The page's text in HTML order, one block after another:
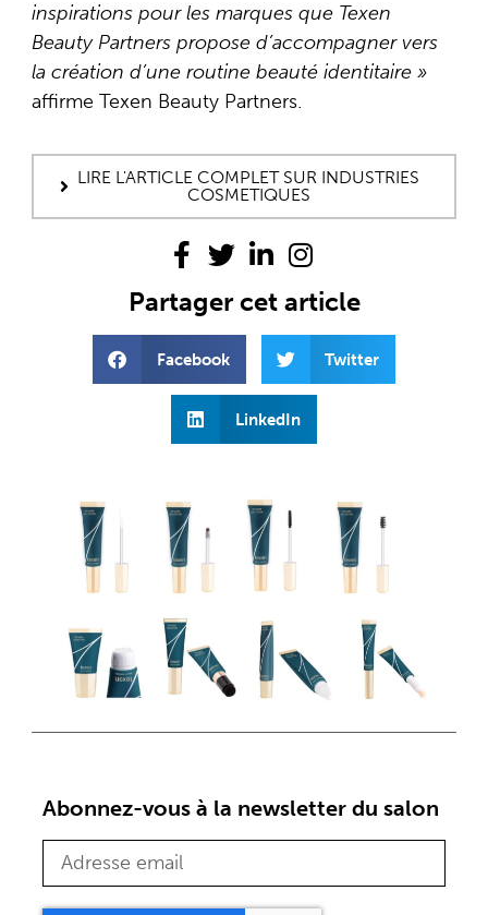
inspirations pour les marques que Texen
Beauty Partners propose d’accompagner vers
la création d’une routine beauté identitaire »
affirme Texen Beauty Partners.
LIRE L'ARTICLE COMPLET SUR INDUSTRIES
COSMETIQUES
Partager cet article
Facebook Twitter
LinkedIn
Abonnez-vous à la newsletter du salon